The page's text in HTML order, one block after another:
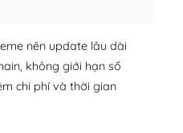
nên update lâu dài
không giới hạn số
chi phí và thời gian